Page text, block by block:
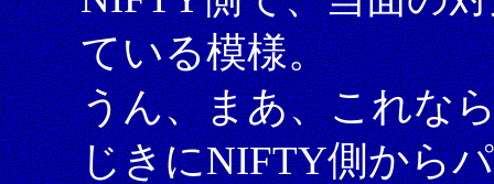
ている模様。
うん、まあ、これな
じきにNIFTY側から